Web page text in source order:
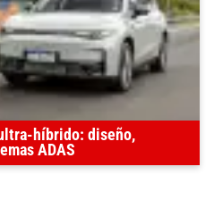
híbrido: diseño,
ADAS